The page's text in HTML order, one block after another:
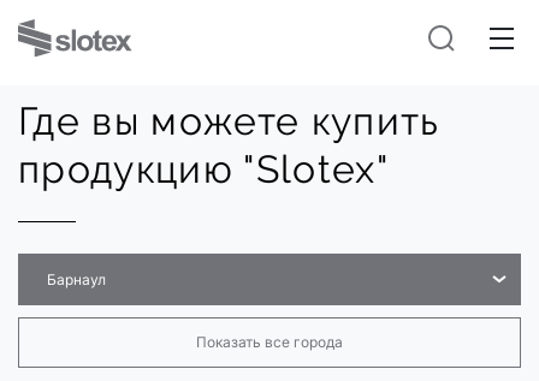
Где вы можете купить
продукцию "Slotex"
Барнаул
Показать все города